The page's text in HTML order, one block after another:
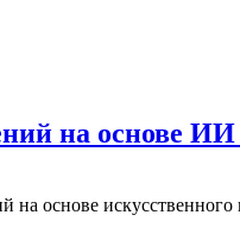
на основе
на основе